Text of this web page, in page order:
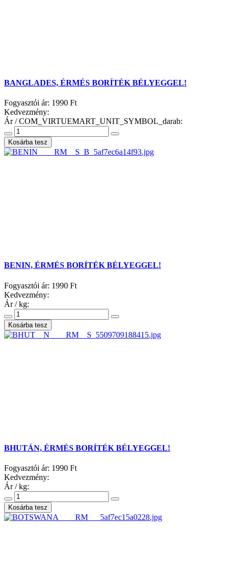
BANGLADES, ÉRMÉS BORÍTÉK BÉLYEGGEL!
Fogyasztói ár: 1990 Ft
Kedvezmény:
Ár / COM_VIRTUEMART_UNIT_SYMBOL_darab:
BENIN, ÉRMÉS BORÍTÉK BÉLYEGGEL!
Fogyasztói ár: 1990 Ft
Kedvezmény:
Ár / kg:
BHUTÁN, ÉRMÉS BORÍTÉK BÉLYEGGEL!
Fogyasztói ár: 1990 Ft
Kedvezmény:
Ár / kg: